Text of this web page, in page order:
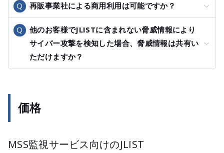
再販事業社による商用利用は可能ですか？
他のお客様でJLISTに含まれない脅威情報により
サイバー攻撃を検知した場合、脅威情報は共有い
ただけますか？
価格
MSS監視サービス向けのJLIST